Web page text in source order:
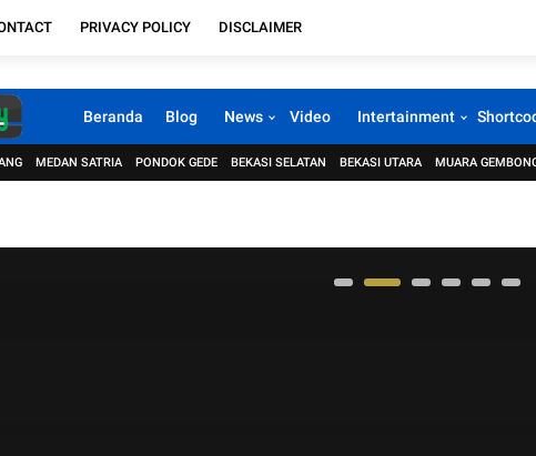
PRIVACY POLICY DISCLAIMER
Beranda Blog News Video Intertainment
MEDAN SATRIA PONDOK GEDE BEKASI SELATAN BEKASI UTARA MUARA